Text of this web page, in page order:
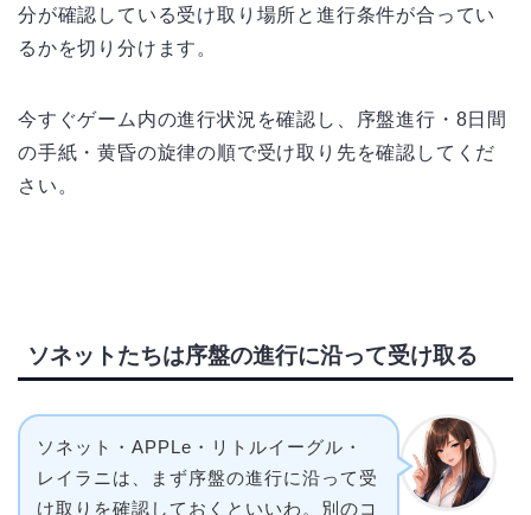
分が確認している受け取り場所と進行条件が合ってい
るかを切り分けます。
今すぐゲーム内の進行状況を確認し、序盤進行・8日間
の手紙・黄昏の旋律の順で受け取り先を確認してくだ
さい。
ソネットたちは序盤の進行に沿って受け取る
ソネット・APPLe・リトルイーグル・
レイラニは、まず序盤の進行に沿って受
け取りを確認しておくといいわ。別のコ